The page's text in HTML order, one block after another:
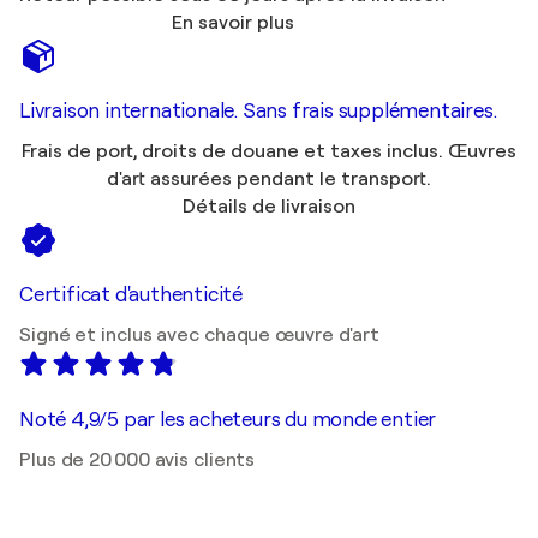
En savoir plus
Livraison internationale. Sans frais supplémentaires.
Frais de port, droits de douane et taxes inclus. Œuvres
d'art assurées pendant le transport.
Détails de livraison
Certificat d'authenticité
Signé et inclus avec chaque œuvre d'art
Noté 4,9/5 par les acheteurs du monde entier
Plus de 20 000 avis clients